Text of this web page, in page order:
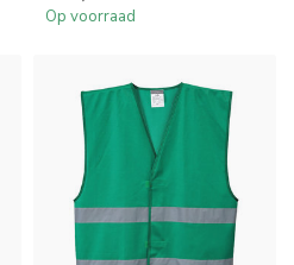
Op voorraad